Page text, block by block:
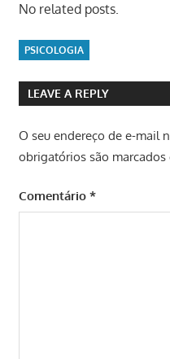
No related posts.
PSICOLOGIA
LEAVE A REPLY
O seu endereço de e-mail
obrigatórios são marcados
Comentário *